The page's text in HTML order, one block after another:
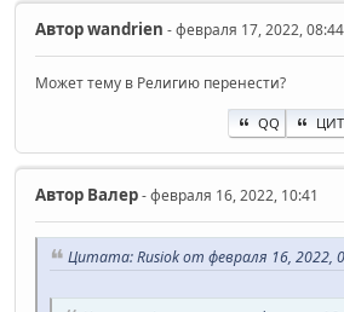
Авторwandrien - февраля 17, 2022, 08:44
Может тему в Религию перенести?
QQ
Автор Валер- февраля 16, 2022, 10:41
Цитата: Rusiok от февраля 16, 2022,